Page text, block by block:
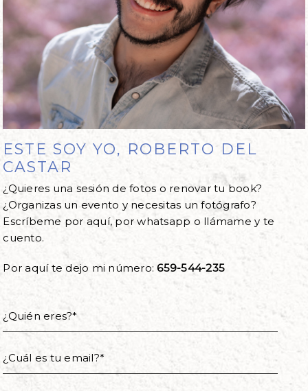
ESTE SOY YO, ROBERTO DEL
CASTAR
¿Quieres una sesión de fotos o renovar tu book?
¿Organizas un evento y necesitas un fotógrafo?
Escríbeme por aquí, por whatsapp o llámame y te
cuento.
Por aquí te dejo mi número:659-544-235
¿Quién eres?*
¿Cuál es tu email?*